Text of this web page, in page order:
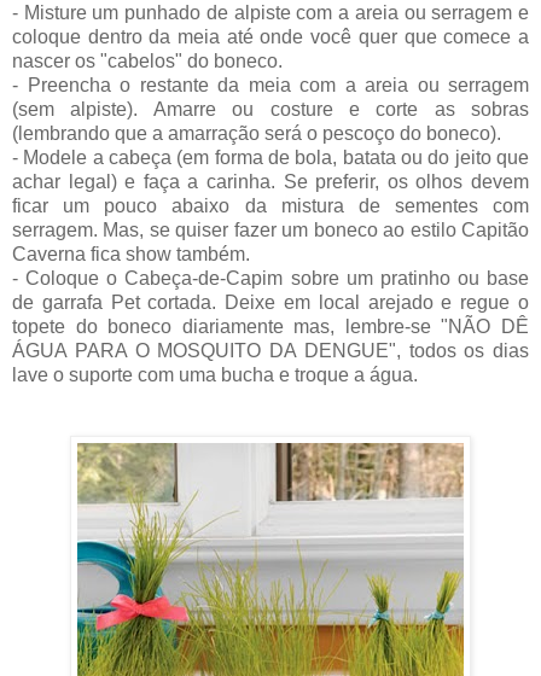
- Misture um punhado de alpiste com a areia ou serragem e
coloque dentro da meia até onde você quer que comece a
nascer os "cabelos" do boneco.
- Preencha o restante da meia com a areia ou serragem
(sem alpiste). Amarre ou costure e corte as sobras
(lembrando que a amarração será o pescoço do boneco).
- Modele a cabeça (em forma de bola, batata ou do jeito que
achar legal) e faça a carinha. Se preferir, os olhos devem
ficar um pouco abaixo da mistura de sementes com
serragem. Mas, se quiser fazer um boneco ao estilo Capitão
Caverna fica show também.
- Coloque o Cabeça-de-Capim sobre um pratinho ou base
de garrafa Pet cortada. Deixe em local arejado e regue o
topete do boneco diariamente mas, lembre-se "NÃO DÊ
ÁGUA PARA O MOSQUITO DA DENGUE", todos os dias
lave o suporte com uma bucha e troque a água.